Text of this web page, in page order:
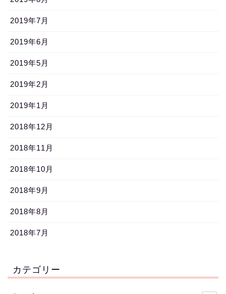
2019年7月
2019年6月
2019年5月
2019年2月
2019年1月
2018年12月
2018年11月
2018年10月
2018年9月
2018年8月
2018年7月
カテゴリー